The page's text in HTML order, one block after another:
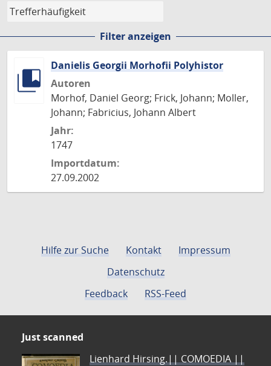
Filter anzeigen
Danielis Georgii Morhofii Polyhistor
Autoren
Morhof, Daniel Georg; Frick, Johann; Moller,
Johann; Fabricius, Johann Albert
Jahr:
1747
Importdatum:
27.09.2002
Hilfe zur Suche Kontakt
Impressum
Datenschutz
Feedback
RSS-Feed
Just scanned
Lienhard Hirsing.|| COMOEDIA ||